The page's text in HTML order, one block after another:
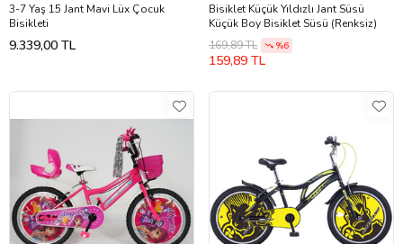
3-7 Yaş 15 Jant Mavi Lüx Çocuk
Bisikleti
9.339,00 TL
Bisiklet Küçük Yıldızlı Jant Süsü
Küçük Boy Bisiklet Süsü (Renksiz)
169,89 TL
%6
159,89 TL